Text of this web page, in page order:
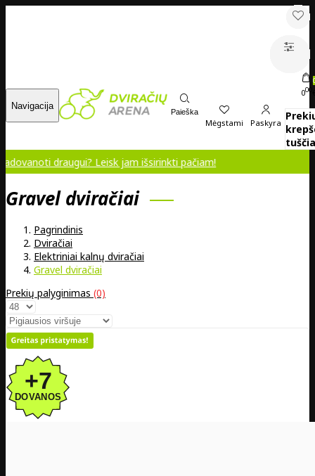
Navigacija
Paieška
Mėgstami Paskyra
000
draugui? Leisk jam išsirinkti pačiam!
Gravel dviračiai
Pagrindinis
Dviračiai
Elektriniai kalnų dviračiai
Gravel dviračiai
Prekių palyginimas (0)